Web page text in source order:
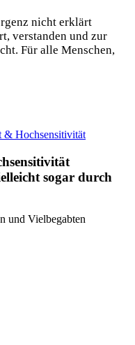
nicht erklärt
verstanden und zur
Für alle Menschen,
& Hochsensitivität
sogar durch